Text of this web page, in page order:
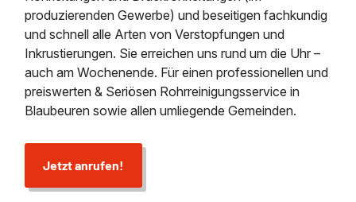
produzierenden Gewerbe) und beseitigen fachkundig
und schnell alle Arten von Verstopfungen und
Inkrustierungen. Sie erreichen uns rund um die Uhr –
auch am Wochenende. Für einen professionellen und
preiswerten & Seriösen Rohrreinigungsservice in
Blaubeuren sowie allen umliegende Gemeinden.
Jetzt anrufen!